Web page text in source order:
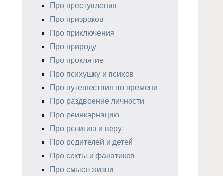
Про преступления
Про призраков
Про приключения
Про природу
Про проклятие
Про психушку и психов
Про путешествия во времени
Про раздвоение личности
Про реинкарнацию
Про религию и веру
Про родителей и детей
Про секты и фанатиков
Про смысл жизни